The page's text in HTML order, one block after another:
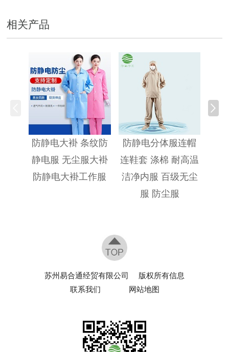
相关产品
防静电大褂 条纹防
静电服 无尘服大褂
防静电大褂工作服
防静电分体服连帽
连鞋套 涤棉 耐高温
洁净内服 百级无尘
服 防尘服
防
苏州易合通经贸有限公司
版权所有信息
联系我们
网站地图